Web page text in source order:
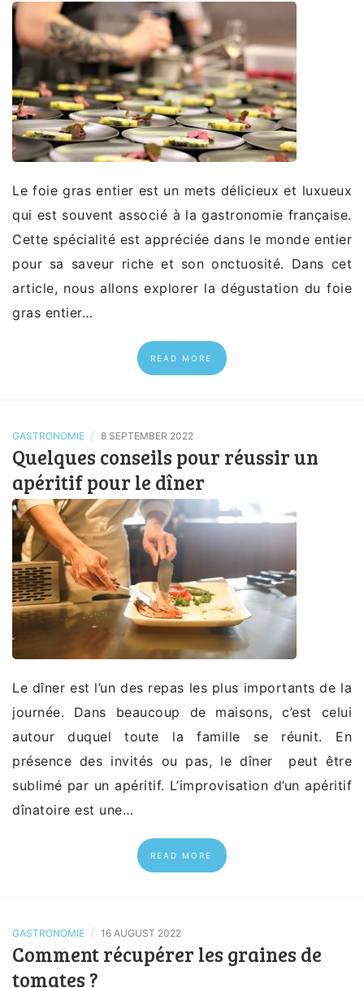
Le foie gras entier est un mets délicieux et luxueux
qui est souvent associé à la gastronomie française.
Cette spécialité est appréciée dans le monde entier
pour sa saveur riche et son onctuosité. Dans cet
article, nous allons explorer la dégustation du foie
gras entier…
READ MORE
GASTRONOMIE / 8 SEPTEMBER 2022
Quelques conseils pour réussir un
apéritif pour le dîner
Le dîner est l’un des repas les plus importants de la
journée. Dans beaucoup de maisons, c’est celui
autour duquel toute la famille se réunit. En
présence des invités ou pas, le dîner peut être
sublimé par un apéritif. L’improvisation d’un apéritif
dînatoire est une…
READ MORE
GASTRONOMIE / 16 AUGUST 2022
Comment récupérer les graines de
tomates ?